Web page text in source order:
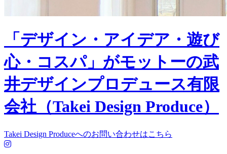
「デザイン・アイデア・遊び
心・コスパ」がモットーの武
井デザインプロデュース有限
会社（Takei Design Produce）
Takei Design Produceへのお問い合わせはこちら